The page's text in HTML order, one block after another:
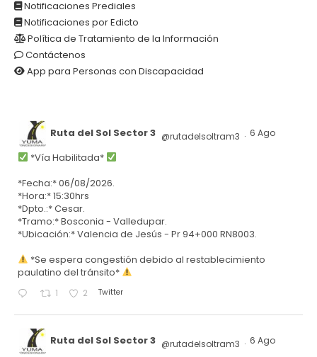
Notificaciones Prediales
Notificaciones por Edicto
Política de Tratamiento de la Información
Contáctenos
App para Personas con Discapacidad
Ruta del Sol Sector 3 @rutadelsoltram3 · 6 Ago
*Vía Habilitada*
*Fecha:* 06/08/2026.
*Hora:* 15:30hrs
*Dpto.:* Cesar.
*Tramo:* Bosconia - Valledupar.
*Ubicación:* Valencia de Jesús - Pr 94+000 RN8003.
*Se espera congestión debido al restablecimiento
paulatino del tránsito*
1 2 Twitter
Ruta del Sol Sector 3 @rutadelsoltram3 · 6 Ago